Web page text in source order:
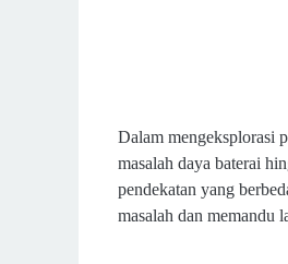
Dalam mengeksplorasi
masalah daya baterai
pendekatan yang
masalah dan memandu